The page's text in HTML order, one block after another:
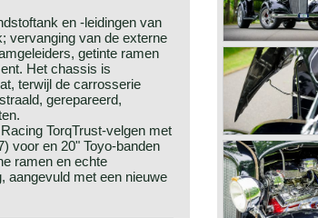
en -leidingen van
vervanging van de externe
getinte ramen
Het chassis is
terwijl de carrosserie
gerepareerd,
TorqTrust-velgen met
voor en 20" Toyo-banden
ramen en echte
aangevuld met een nieuwe